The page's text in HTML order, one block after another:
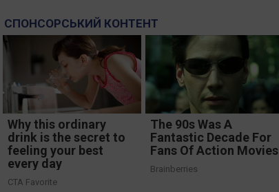
СПОНСОРСЬКИЙ КОНТЕНТ
Why this ordinary
drink is the secret to
feeling your best
every day
CTA Favorite
The 90s Was A
Fantastic Decade For
Fans Of Action Movies
Brainberries